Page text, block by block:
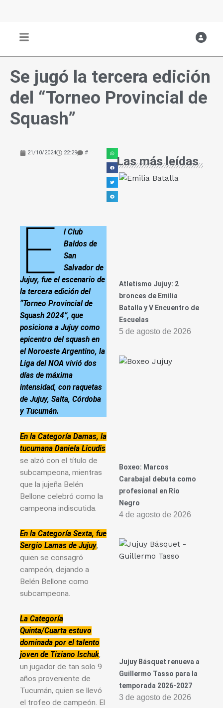
Se jugó la tercera edición
del “Torneo Provincial de
Squash”
21/10/2024 22:29 #
E
l Club
Baldos de
San
Salvador de
Jujuy, fue el escenario de
la tercera edición del
“Torneo Provincial de
Squash 2024”, que
posiciona a Jujuy como
epicentro del squash en
el Noroeste Argentino, la
Liga del NOA vivió dos
días de máxima
intensidad, con raquetas
de Jujuy, Salta, Córdoba
y Tucumán.
En la Categoría Damas, la
tucumana Daniela Licudis
se alzó con el título de
subcampeona, mientras
que la jujeña Belén
Bellone celebró como la
campeona indiscutida.
En la Categoría Sexta, fue
Sergio Lamas de Jujuy,
quien se consagró
campeón, dejando a
Belén Bellone como
subcampeona.
La Categoría
Quinta/Cuarta estuvo
dominada por el talento
joven de Tiziano Ischuk,
un jugador de tan solo 9
años proveniente de
Tucumán, quien se llevó
el trofeo de campeón. El
Las más leídas
Atletismo Jujuy: 2
bronces de Emilia
Batalla y V Encuentro de
Escuelas
5 de agosto de 2026
Boxeo: Marcos
Carabajal debuta como
profesional en Río
Negro
4 de agosto de 2026
Jujuy Básquet renueva a
Guillermo Tasso para la
temporada 2026-2027
3 de agosto de 2026